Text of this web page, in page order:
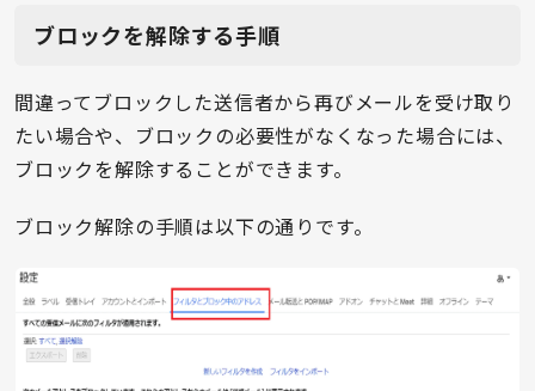
ブロックを解除する手順
間違ってブロックした送信者から再びメールを受け取り
たい場合や、ブロックの必要性がなくなった場合には、
ブロックを解除することができます。
ブロック解除の手順は以下の通りです。